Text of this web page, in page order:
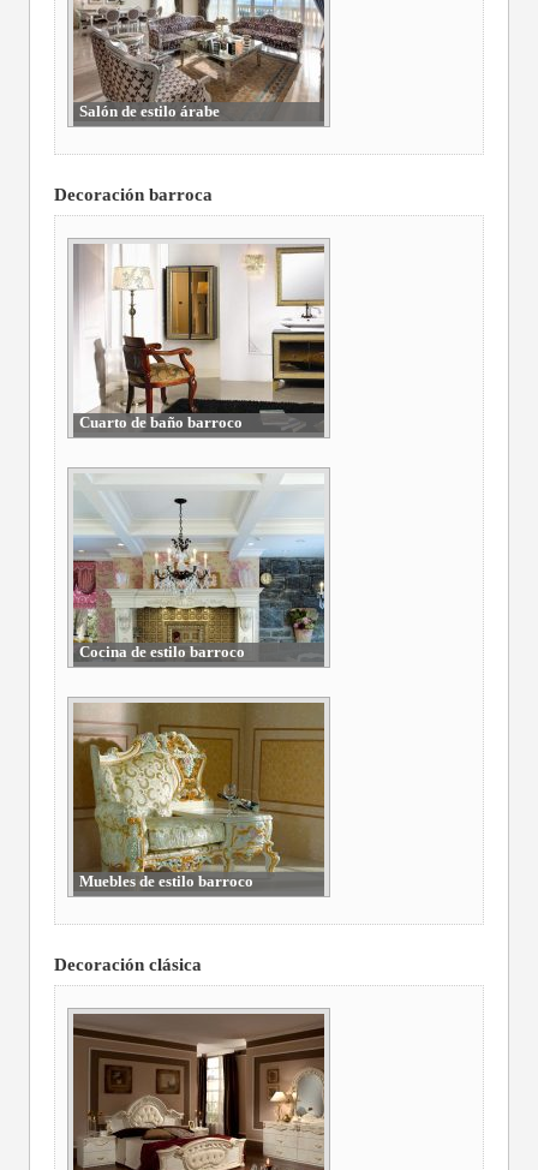
Salón de estilo árabe
Decoración barroca
Cuarto de baño barroco
Cocina de estilo barroco
Muebles de estilo barroco
Decoración clásica